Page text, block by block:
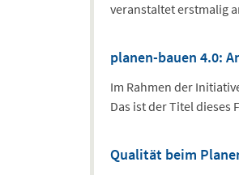
veranstaltet erstmalig
planen-bauen 4.0:
Im Rahmen der
Das ist der Titel dieses
Qualität beim